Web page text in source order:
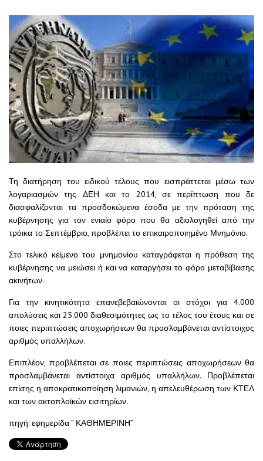
Τη διατήρηση του ειδικού τέλους που εισπράττεται μέσω των
λογαριασμών της ΔΕΗ και το 2014, σε περίπτωση που δε
διασφαλίζονται τα προσδοκώμενα έσοδα με την πρόταση της
κυβέρνησης για τον ενιαίο φόρο που θα αξιολογηθεί από την
τρόικα το Σεπτέμβριο, προβλέπει το επικαιροποιημένο Μνημόνιο.
Στο τελικό κείμενο του μνημονίου καταγράφεται η πρόθεση της
κυβέρνησης να μειώσει ή και να καταργήσει το φόρο μεταβίβασης
ακινήτων.
Για την κινητικότητα επανεβεβαιώνονται οι στόχοι για 4.000
απολύσεις και 25.000 διαθεσιμότητες ως το τέλος του έτους και σε
ποιες περιπτώσεις αποχωρήσεων θα προσλαμβάνεται αντίστοιχος
αριθμός υπαλλήλων.
Επιπλέον, προβλέπεται σε ποιες περιπτώσεις αποχωρήσεων θα
προσλαμβάνεται αντίστοιχα αριθμός υπαλλήλων. Προβλέπεται
επίσης η αποκρατικοποίηση λιμανιών, η απελευθέρωση των ΚΤΕΛ
και των ακτοπλοϊκών εισιτηρίων.
πηγή: εφημερίδα ” ΚΑΘΗΜΕΡΙΝΗ”